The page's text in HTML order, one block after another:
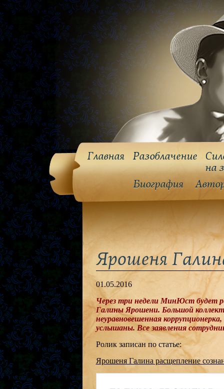
Главная Разоблачение
на
Биография
Ярошеня
01.05.2016
Через три недели МинЮст будет
Галины Ярошени. Большой
неуравновешенная
услышаны. Все заявления
Ролик записан по статье:
Ярошеня Галина расщепление